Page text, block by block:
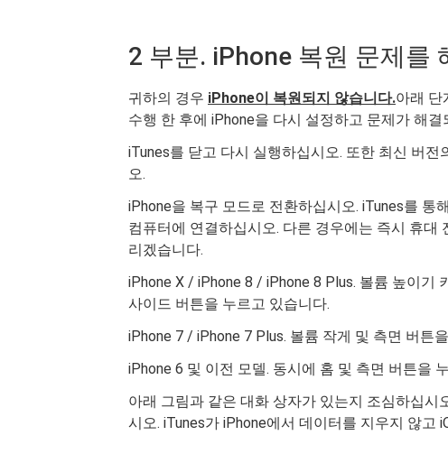
2 부분. iPhone 복원 문제를
귀하의 경우 iPhone이 복원되지 않습니다.아래 단
수행 한 후에 iPhone을 다시 설정하고 문제가 해
iTunes를 닫고 다시 실행하십시오. 또한 최신 버
오.
iPhone을 복구 모드로 전환하십시오. iTunes를 통
컴퓨터에 연결하십시오. 다른 경우에는 즉시 휴대
리겠습니다.
iPhone X / iPhone 8 / iPhone 8 Plus. 볼륨 높이기
사이드 버튼을 누르고 있습니다.
iPhone 7 / iPhone 7 Plus. 볼륨 작게 및 측면 버튼
iPhone 6 및 이전 모델. 동시에 홈 및 측면 버튼을
아래 그림과 같은 대화 상자가 있는지 조심하십
시오. iTunes가 iPhone에서 데이터를 지우지 않고